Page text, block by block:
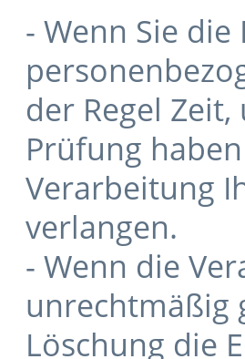
- Wenn Sie
der Regel
Prüfung
Verarbeitung
verlangen.
- Wenn die
unrechtmäßig
Löschung die